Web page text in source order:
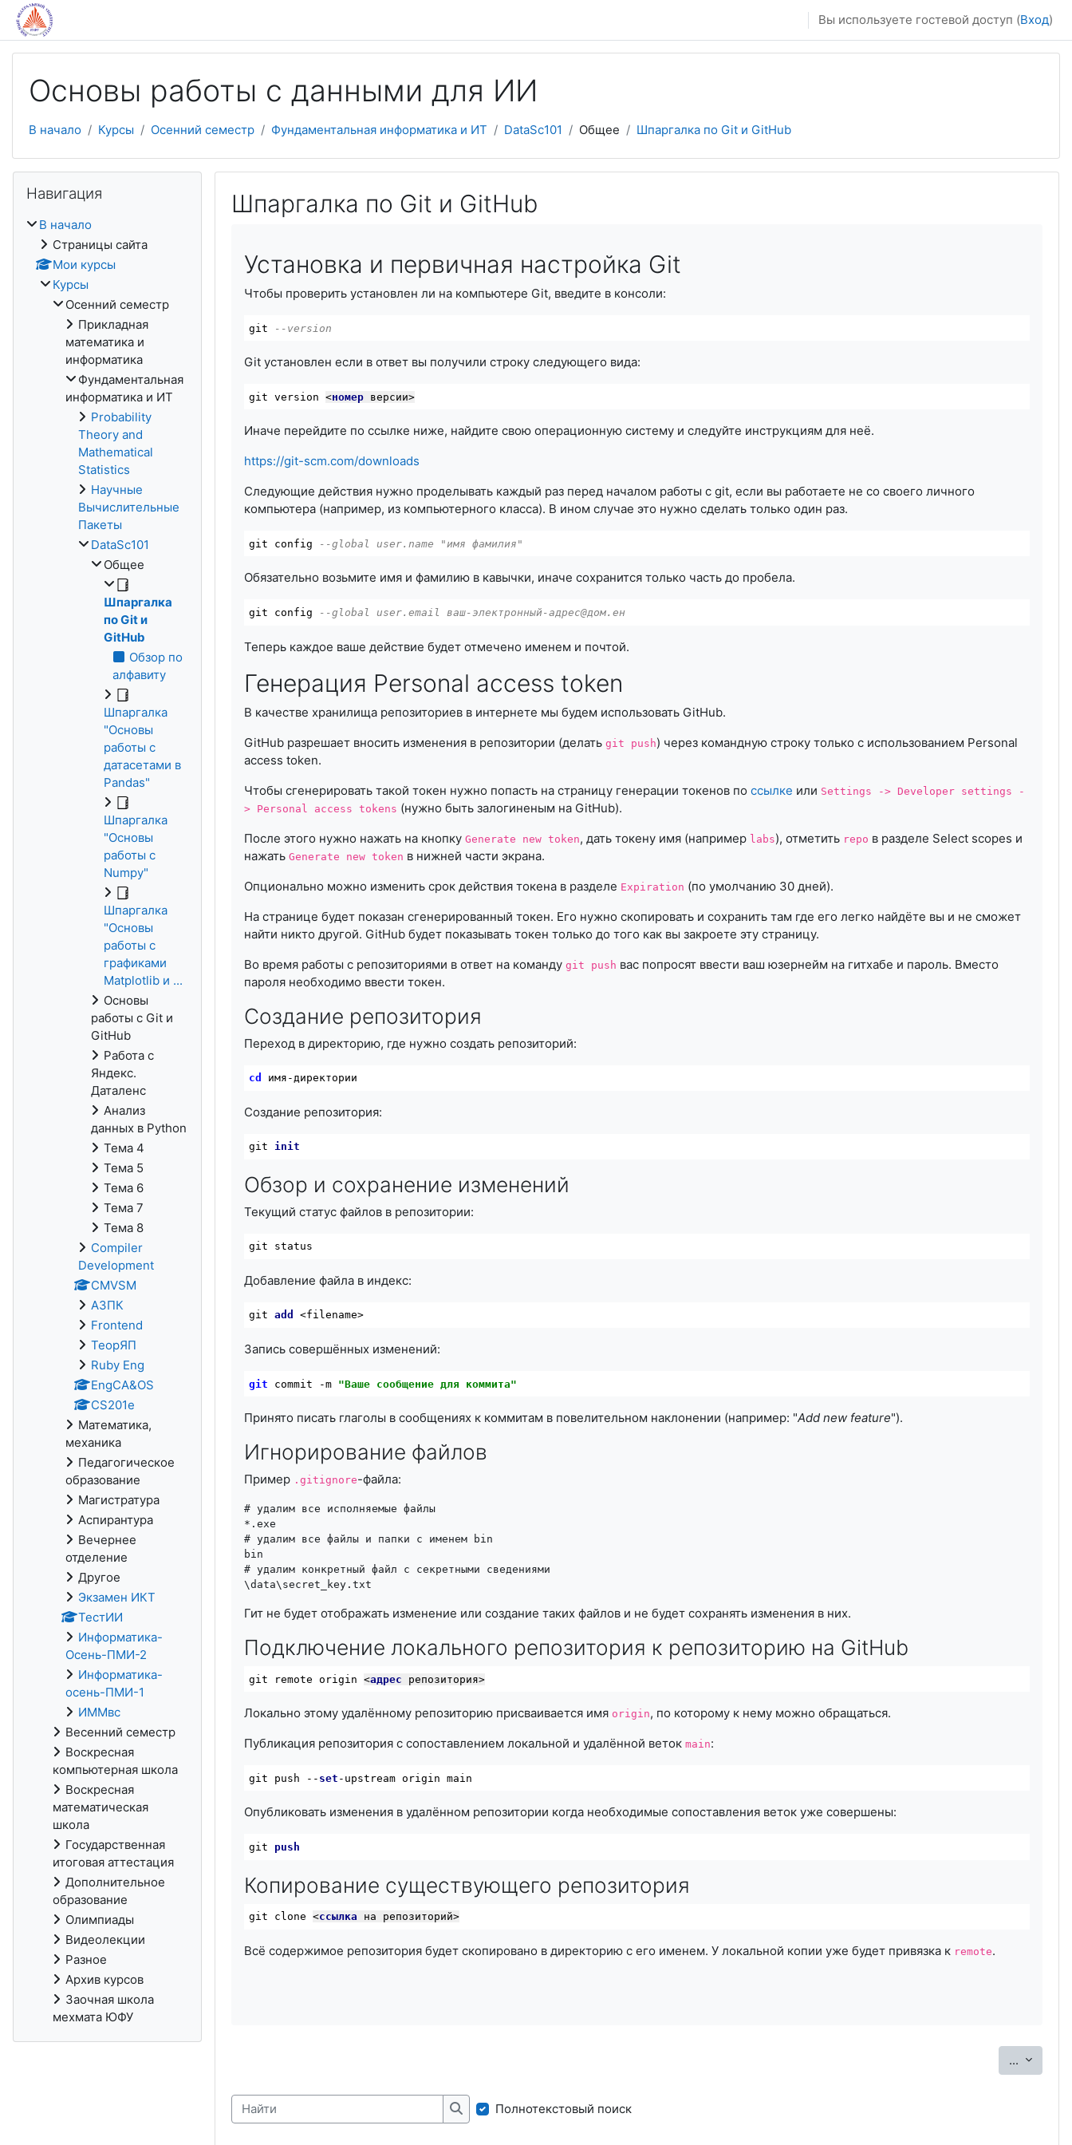
Перейти к основному содержанию
Вы используете гостевой доступ (Вход)
Основы работы с данными для ИИ
В начало Курсы Осенний семестр Фундаментальная информатика и ИТ DataSc101 Общее Шпаргалка по Git и GitHub
Шпаргалка по Git и GitHub
Установка и первичная настройка Git
Чтобы проверить установлен ли на компьютере Git, введите в консоли:
git --version
Git установлен если в ответ вы получили строку следующего вида:
git version <номер версии>
Иначе перейдите по ссылке ниже, найдите свою операционную систему и следуйте инструкциям для неё.
https://git-scm.com/downloads
Следующие действия нужно проделывать каждый раз перед началом работы с git, если вы работаете не со своего личного
компьютера (например, из компьютерного класса). В ином случае это нужно сделать только один раз.
git config --global user.name "имя фамилия"
Обязательно возьмите имя и фамилию в кавычки, иначе сохранится только часть до пробела.
git config --global user.email ваш-электронный-адрес@дом.ен
Теперь каждое ваше действие будет отмечено именем и почтой.
Генерация Personal access token
В качестве хранилища репозиториев в интернете мы будем использовать GitHub.
GitHub разрешает вносить изменения в репозитории (делать git push) через командную строку только с использованием Personal
access token.
Чтобы сгенерировать такой токен нужно попасть на страницу генерации токенов по ссылке или Settings -> Developer settings -
> Personal access tokens (нужно быть залогиненым на GitHub).
После этого нужно нажать на кнопку Generate new token, дать токену имя (например labs), отметить repo в разделе Select scopes и
нажать Generate new token в нижней части экрана.
Опционально можно изменить срок действия токена в разделе Expiration (по умолчанию 30 дней).
На странице будет показан сгенерированный токен. Его нужно скопировать и сохранить там где его легко найдёте вы и не сможет
найти никто другой. GitHub будет показывать токен только до того как вы закроете эту страницу.
Во время работы с репозиториями в ответ на команду git push вас попросят ввести ваш юзернейм на гитхабе и пароль. Вместо
пароля необходимо ввести токен.
Создание репозитория
Переход в директорию, где нужно создать репозиторий:
cd имя-директории
Создание репозитория:
git init
Обзор и сохранение изменений
Текущий статус файлов в репозитории:
git status
Добавление файла в индекс:
git add <filename>
Запись совершённых изменений:
git commit -m "Ваше сообщение для коммита"
Принято писать глаголы в сообщениях к коммитам в повелительном наклонении (например: "Add new feature").
Игнорирование файлов
Пример .gitignore-файла:
# удалим все исполняемые файлы
*.exe
# удалим все файлы и папки с именем bin
bin
# удалим конкретный файл с секретными сведениями
\data\secret_key.txt
Гит не будет отображать изменение или создание таких файлов и не будет сохранять изменения в них.
Подключение локального репозитория к репозиторию на GitHub
git remote origin <адрес репозитория>
Локально этому удалённому репозиторию присваивается имя origin, по которому к нему можно обращаться.
Публикация репозитория с сопоставлением локальной и удалённой веток main:
git push -- set -upstream origin main
Опубликовать изменения в удалённом репозитории когда необходимые сопоставления веток уже совершены:
git push
Копирование существующего репозитория
git clone <ссылка на репозиторий>
Всё содержимое репозитория будет скопировано в директорию с его именем. У локальной копии уже будет привязка к remote.
...
Найти
Найти
Полнотекстовый поиск
Навигация
В начало
Страницы сайта
Мои курсы
Курсы
Осенний семестр
Прикладная
математика и
информатика
Фундаментальная
информатика и ИТ
Probability
Theory and
Mathematical
Statistics
Научные
Вычислительные
Пакеты
DataSc101
Общее
Шпаргалка
по Git и
GitHub
Обзор по
алфавиту
Шпаргалка
"Основы
работы с
датасетами в
Pandas"
Шпаргалка
"Основы
работы с
Numpy"
Шпаргалка
"Основы
работы с
графиками
Matplotlib и ...
Основы
работы с Git и
GitHub
Работа с
Яндекс.
Даталенс
Анализ
данных в Python
Тема 4
Тема 5
Тема 6
Тема 7
Тема 8
Compiler
Development
CMVSM
АЗПК
Frontend
ТеорЯП
Ruby Eng
EngCA&OS
CS201e
Математика,
механика
Педагогическое
образование
Магистратура
Аспирантура
Вечернее
отделение
Другое
Экзамен ИКТ
ТестИИ
Информатика-
Осень-ПМИ-2
Информатика-
осень-ПМИ-1
ИММвс
Весенний семестр
Воскресная
компьютерная школа
Воскресная
математическая
школа
Государственная
итоговая аттестация
Дополнительное
образование
Олимпиады
Видеолекции
Разное
Архив курсов
Заочная школа
мехмата ЮФУ